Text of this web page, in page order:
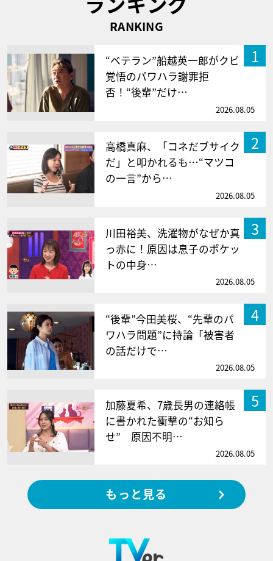
RANKING
1
“ベテラン”船越英一郎がクビ
覚悟のパワハラ謝罪拒
否！“後輩”だけ…
2026.08.05
2
高橋真麻、「コネだブサイク
だ」と叩かれるも…“マツコ
の一言”から…
2026.08.05
3
川田裕美、洗濯物がなぜか真
っ赤に！原因は息子のポケッ
トの中身…
2026.08.05
4
“後輩”今田美桜、“先輩のパ
ワハラ問題”に持論「被害者
の話だけで…
2026.08.05
5
加藤夏希、7歳長男の連絡帳
に書かれた衝撃の“お知ら
せ” 原因不明…
2026.08.05
もっと見る